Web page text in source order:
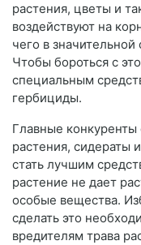
растения, цветы и
воздействуют на
чего в
Чтобы бороться с
специальным
гербициды.
Главные конкуренты
растения,
стать лучшим
растение не дает
особые вещества.
сделать это
вредителям трава